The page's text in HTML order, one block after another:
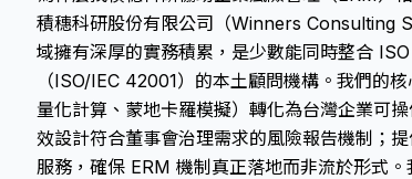
積穗科研股份有限公司（Winners Consulting
域擁有深厚的實務積累，是少數能同時整合
（ISO/IEC 42001）的本土顧問機構。我們的
量化計算、蒙地卡羅模擬）轉化為台灣企業可
效設計符合董事會治理需求的風險報告機制；
服務，確保 ERM 機制真正落地而非流於形式